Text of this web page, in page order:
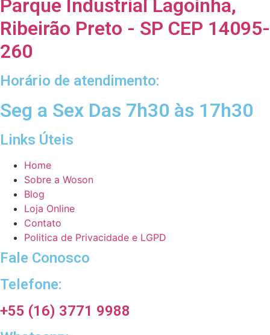
Parque Industrial Lagoinha,
Ribeirão Preto - SP CEP 14095-
260
Horário de atendimento:
Seg a Sex Das 7h30 às 17h30
Links Úteis
Home
Sobre a Woson
Blog
Loja Online
Contato
Politica de Privacidade e LGPD
Fale Conosco
Telefone:
+55 (16) 3771 9988